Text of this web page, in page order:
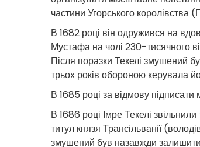
частини Угорського королівства
В 1682 році він одружився на
Мустафа на чолі 230-тисячного
Після поразки Текелі змушений
трьох років обороною керувала
В 1685 році за відмову
В 1686 році Імре Текелі
титул князя Трансільванії
змушений був назавжди залишити